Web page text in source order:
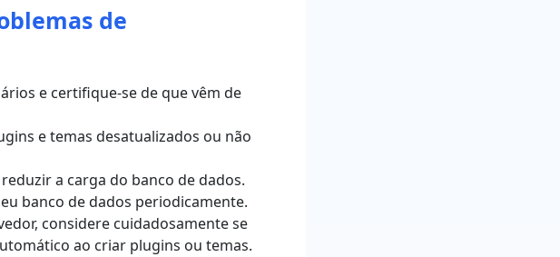
de
e certifique-se de que vêm de
e temas desatualizados ou não
a carga do banco de dados.
banco de dados periodicamente.
considere cuidadosamente se
ao criar plugins ou temas.